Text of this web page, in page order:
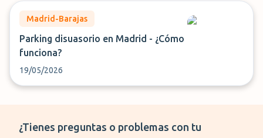
Madrid-Barajas
Parking disuasorio en Madrid - ¿Cómo
funciona?
19/05/2026
¿Tienes preguntas o problemas con tu